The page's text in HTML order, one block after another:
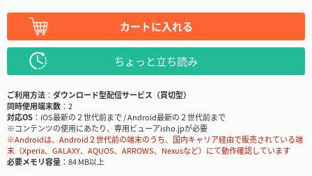
カートに入れる
ちょっと立ち読み
ご利用方法
ダウンロード型配信サービス（買切型）
同時使用端末数
2
対応OS
iOS最新の２世代前まで / Android最新の２世代前まで
※コンテンツの使用にあたり、専用ビューアisho.jpが必要
※Androidは、Android２世代前の端末のうち、国内キャリア経由で販売されている端
末（Xperia、GALAXY、AQUOS、ARROWS、Nexusなど）にて動作確認しています
必要メモリ容量
84 MB以上